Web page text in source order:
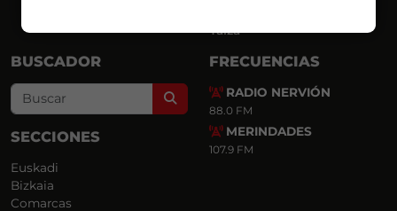
Yaiza
BUSCADOR
Search
SECCIONES
Euskadi
Bizkaia
Comarcas
FRECUENCIAS
RADIO NERVIÓN
88.0 FM
MERINDADES
107.9 FM